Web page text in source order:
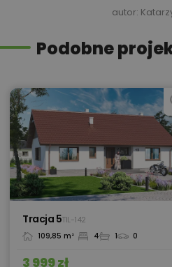
Kredyt hipoteczny z
Okna, żaluzje, rolety
Pakiet umów i wniosków
Pompa ciepła
autor:
Podobne
Tracja 5TIL-142
109,85 m² 4 1 0
3 999 zł